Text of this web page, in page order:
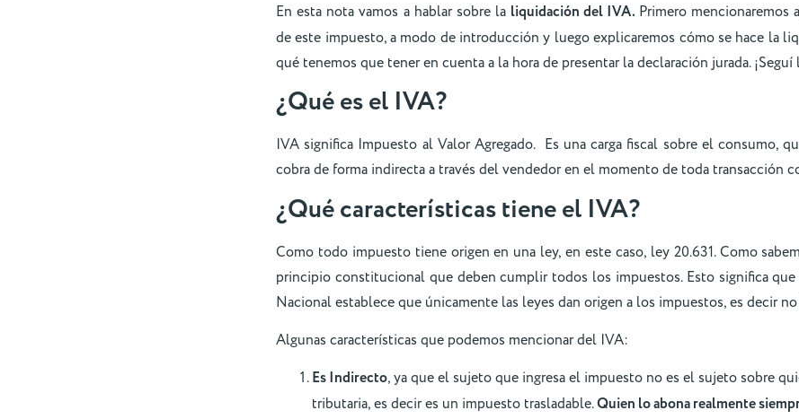
En esta nota vamos a hablar sobre la liquidación del IVA. Primero mencionaremos
de este impuesto, a modo de introducción y luego explicaremos cómo se hace la
qué tenemos que tener en cuenta a la hora de presentar la declaración jurada.
¿Qué es el IVA?
IVA significa Impuesto al Valor Agregado. Es una carga fiscal sobre el consumo,
cobra de forma indirecta a través del vendedor en el momento de toda transacción
¿Qué características tiene el IVA?
Como todo impuesto tiene origen en una ley, en este caso, ley 20.631. Como
principio constitucional que deben cumplir todos los impuestos. Esto significa
Nacional establece que únicamente las leyes dan origen a los impuestos, es decir
Algunas características que podemos mencionar del IVA:
Es Indirecto, ya que el sujeto que ingresa el impuesto no es el sujeto sobre
tributaria, es decir es un impuesto trasladable.Quien lo abona realmente